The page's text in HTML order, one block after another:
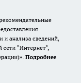
и анализа сведений,
сети "Интернет",
Подробнее